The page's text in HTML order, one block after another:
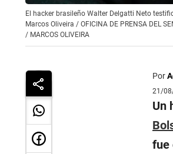
El hacker brasileño Walter Delgatti Neto
Marcos Oliveira / OFICINA DE PRENSA DEL
/ MARCOS OLIVEIRA
Por
21/
Un
fue